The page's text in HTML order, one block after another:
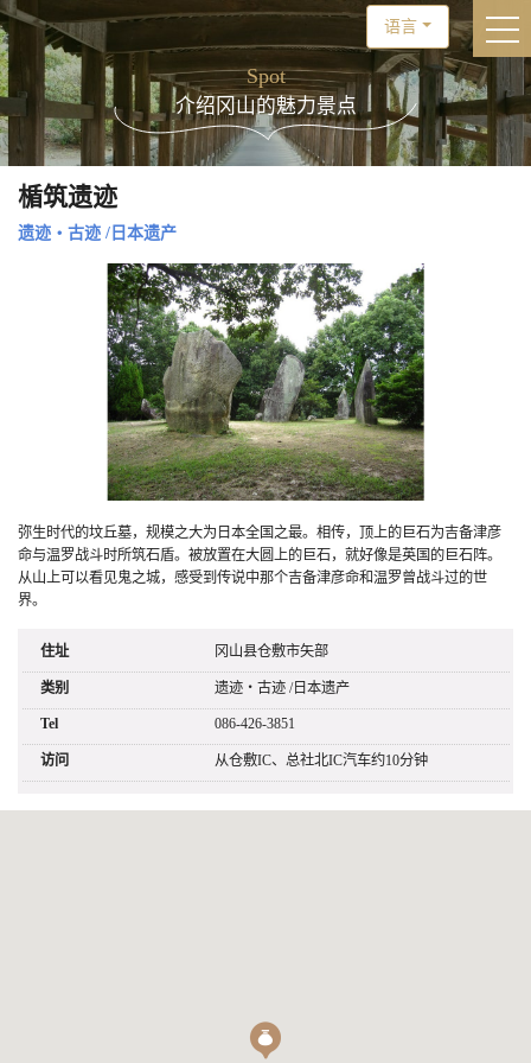
语言
Spot
介绍冈山的魅力景点
楯筑遗迹
遗迹・古迹 /日本遗产
弥生时代的坟丘墓，规模之大为日本全国之最。相传，顶上的巨石为吉备津彦
命与温罗战斗时所筑石盾。被放置在大圆上的巨石，就好像是英国的巨石阵。
从山上可以看见鬼之城，感受到传说中那个吉备津彦命和温罗曾战斗过的世
界。
住址 冈山县仓敷市矢部
类别 遗迹・古迹 /日本遗产
Tel 086-426-3851
访问 从仓敷IC、总社北IC汽车约10分钟